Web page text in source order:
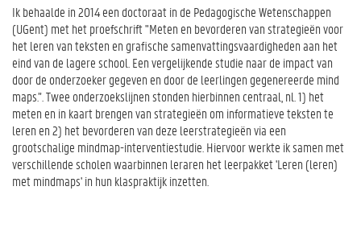
Ik behaalde in 2014 een doctoraat in de Pedagogische Wetenschappen
(UGent) met het proefschrift "Meten en bevorderen van strategieën voor
het leren van teksten en grafische samenvattingsvaardigheden aan het
eind van de lagere school. Een vergelijkende studie naar de impact van
door de onderzoeker gegeven en door de leerlingen gegenereerde mind
maps.”. Twee onderzoekslijnen stonden hierbinnen centraal, nl. 1) het
meten en in kaart brengen van strategieën om informatieve teksten te
leren en 2) het bevorderen van deze leerstrategieën via een
grootschalige mindmap-interventiestudie. Hiervoor werkte ik samen met
verschillende scholen waarbinnen leraren het leerpakket 'Leren (leren)
met mindmaps' in hun klaspraktijk inzetten.